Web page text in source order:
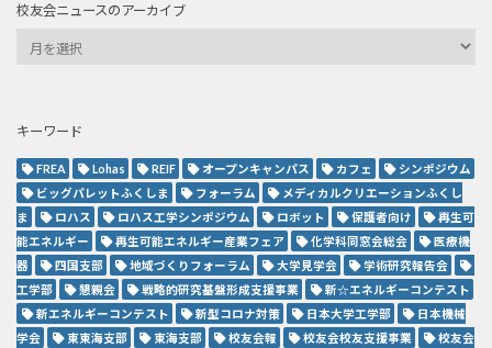
校友会ニュースのアーカイブ
キーワード
FREA Lohas REIF オープンキャンパス カフェ
シンポジウム
ビッグパレットふくしま
フォーラム
メディカルクリエーションふくし
ま
ロハス ロハス工学シンポジウム ロボット 保護者向け
再生可
能エネルギー
再生可能エネルギー産業フェア 化学科同窓会総会
医療機
器
四国支部 地域づくりフォーラム 大学見学会
学術研究報告会
工学部
懇親会 戦略的研究基盤形成支援事業
新☆エネルギーコンテスト
新エネルギーコンテスト
新型コロナ対策 日本大学工学部
日本機械
学会
東東海支部 東海支部 校友会報 校友会校友支援事業
校友会